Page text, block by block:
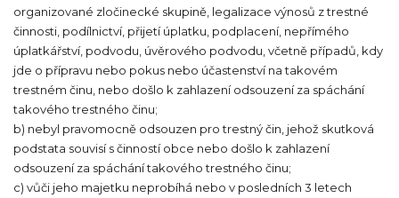
organizované zločinecké skupině, legalizace výnosů z trestné
činnosti, podílnictví, přijetí úplatku, podplacení, nepřímého
úplatkářství, podvodu, úvěrového podvodu, včetně případů, kdy
jde o přípravu nebo pokus nebo účastenství na takovém
trestném činu, nebo došlo k zahlazení odsouzení za spáchání
takového trestného činu;
b) nebyl pravomocně odsouzen pro trestný čin, jehož skutková
podstata souvisí s činností obce nebo došlo k zahlazení
odsouzení za spáchání takového trestného činu;
c) vůči jeho majetku neprobíhá nebo v posledních 3 letech